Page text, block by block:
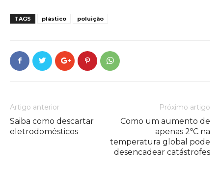
TAGS plástico poluição
Artigo anterior
Saiba como descartar
eletrodomésticos
Próximo artigo
Como um aumento de
apenas 2ºC na
temperatura global pode
desencadear catástrofes